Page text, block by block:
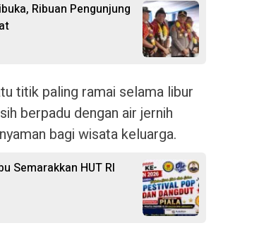
Ribuan Pengunjung
titik paling ramai selama libur
berpadu dengan air jernih
bagi wisata keluarga.
Semarakkan HUT RI